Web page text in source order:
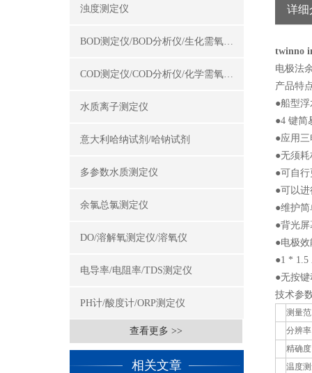
浊度测定仪
BOD测定仪/BOD分析仪/生化需氧量测定仪
COD测定仪/COD分析仪/化学需氧量测定仪
水质离子测定仪
意大利哈纳试剂/哈钠试剂
多参数水质测定仪
余氯总氯测定仪
DO/溶解氧测定仪/溶氧仪
电导率/电阻率/TDS测定仪
PH计/酸度计/ORP测定仪
查看更多 >>
相关文章
详细
twinno
电极法
产品特
●船型
●4 键简
●应用
●无须
●可自
●可以
●维护
●背光
●电极
●1 * 1.5
●无按
技术参
测量
分辨率
精确度
温度